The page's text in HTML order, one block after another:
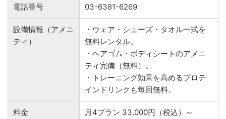
電話番号 03-6381-6269
設備情報（アメニ
ティ）
・ウェア・シューズ・タオル一式を
無料レンタル。
・ヘアゴム・ボディシートのアメニ
ティ完備（無料）。
・トレーニング効果を高めるプロテ
インドリンクも毎回無料。
料金
月4プラン 33,000円（税込）～